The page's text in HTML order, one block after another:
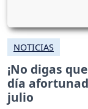
NOTICIAS
¡No digas
día
julio